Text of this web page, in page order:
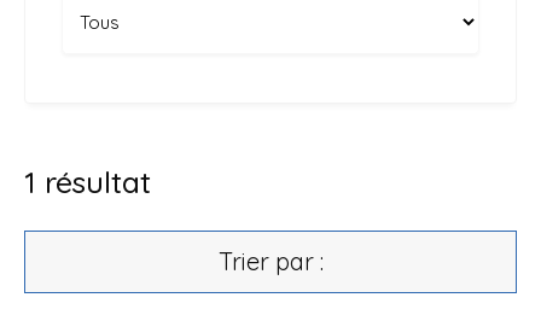
1 résultat
Trier par :